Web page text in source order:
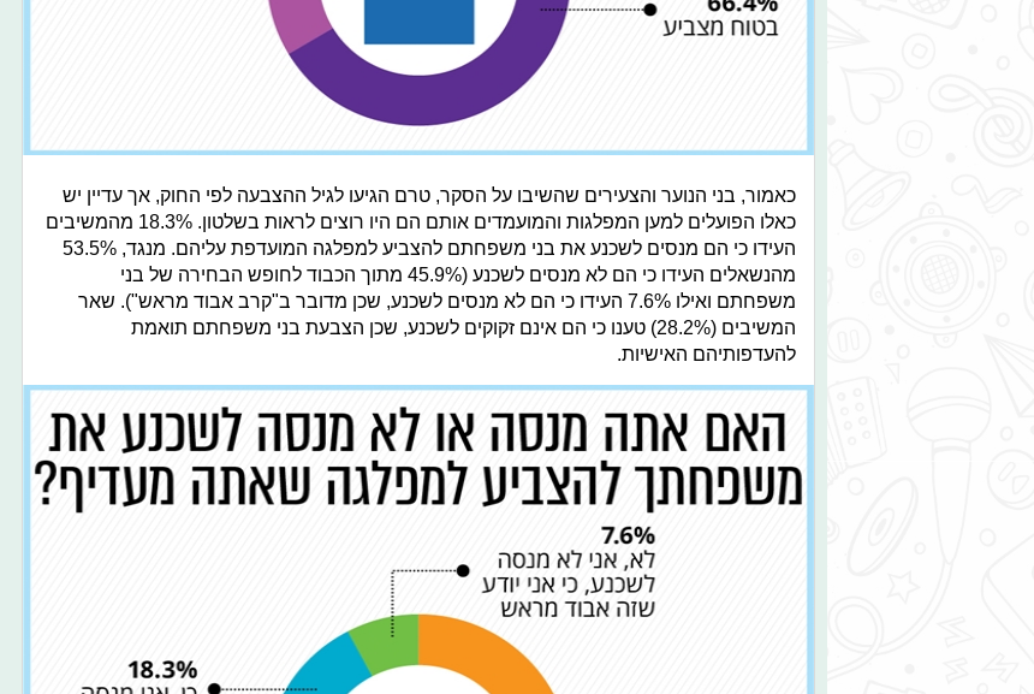
כאמור, בני הנוער והצעירים שהשיבו על הסקר, טרם הגיעו לגיל ההצבעה לפי החוק, אך עדיין יש
כאלו הפועלים למען המפלגות והמועמדים אותם הם היו רוצים לראות בשלטון. 18.3% מהמשיבים
העידו כי הם מנסים לשכנע את בני משפחתם להצביע למפלגה המועדפת עליהם. מנגד, 53.5%
מהנשאלים העידו כי הם לא מנסים לשכנע (45.9% מתוך הכבוד לחופש הבחירה של בני
משפחתם ואילו 7.6% העידו כי הם לא מנסים לשכנע, שכן מדובר ב"קרב אבוד מראש"). שאר
המשיבים (28.2%) טענו כי הם אינם זקוקים לשכנע, שכן הצבעת בני משפחתם תואמת
להעדפותיהם האישיות.